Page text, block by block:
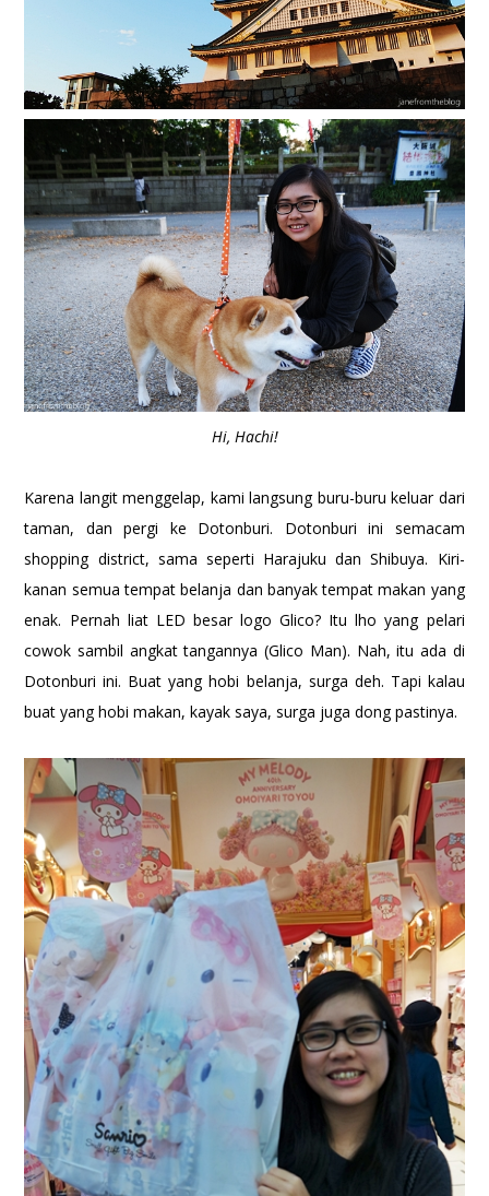
Hi, Hachi!
Karena langit menggelap, kami langsung buru-buru keluar dari
taman, dan pergi ke Dotonburi. Dotonburi ini semacam
shopping district, sama seperti Harajuku dan Shibuya. Kiri-
kanan semua tempat belanja dan banyak tempat makan yang
enak. Pernah liat LED besar logo Glico? Itu lho yang pelari
cowok sambil angkat tangannya (Glico Man). Nah, itu ada di
Dotonburi ini. Buat yang hobi belanja, surga deh. Tapi kalau
buat yang hobi makan, kayak saya, surga juga dong pastinya.